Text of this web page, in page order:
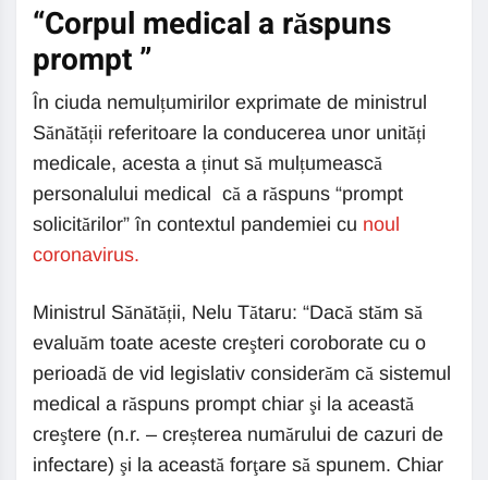
“Corpul medical a răspuns
prompt ”
În ciuda nemulțumirilor exprimate de ministrul
Sănătății referitoare la conducerea unor unități
medicale, acesta a ținut să mulțumească
personalului medical că a răspuns “prompt
solicitărilor” în contextul pandemiei cu noul
coronavirus.
Ministrul Sănătății, Nelu Tătaru: “Dacă stăm să
evaluăm toate aceste creşteri coroborate cu o
perioadă de vid legislativ considerăm că sistemul
medical a răspuns prompt chiar şi la această
creştere (n.r. – creșterea numărului de cazuri de
infectare) şi la această forţare să spunem. Chiar